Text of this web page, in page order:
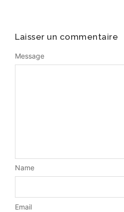
Laisser un commentaire
Message
Name
Email